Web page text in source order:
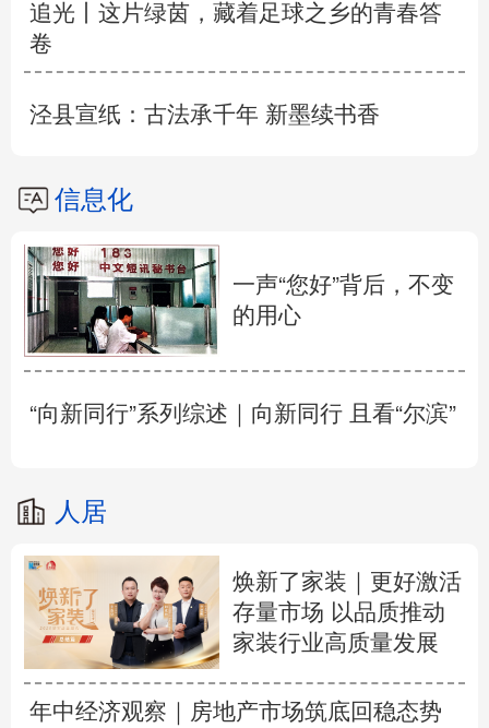
追光丨这片绿茵，藏着足球之乡的青春答
卷
泾县宣纸：古法承千年 新墨续书香
信息化
一声“您好”背后，不变
的用心
“向新同行”系列综述｜向新同行 且看“尔滨”
人居
焕新了家装｜更好激活
存量市场 以品质推动
家装行业高质量发展
年中经济观察｜房地产市场筑底回稳态势